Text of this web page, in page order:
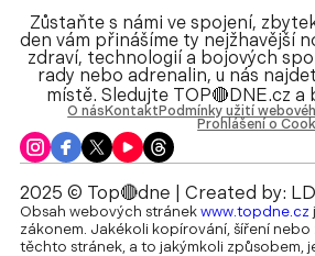
Zůstaňte s námi ve spojení,
den vám přinášíme ty nejžhavější
zdraví, technologií a bojových
rady nebo adrenalin, u nás
místě. Sledujte TOP🔴DNE.cz a
O nás Kontakt Podmínky užití
Prohlášení o
2025 © Top🔴dne | Created by:
Obsah webových stránek www.topdne.cz
zákonem. Jakékoli kopírování, šíření
těchto stránek, a to jakýmkoli způsobem,